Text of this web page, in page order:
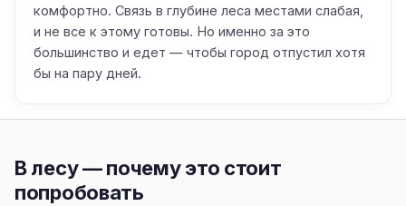
комфортно. Связь в глубине леса местами слабая,
и не все к этому готовы. Но именно за это
большинство и едет — чтобы город отпустил хотя
бы на пару дней.
В лесу — почему это стоит
попробовать